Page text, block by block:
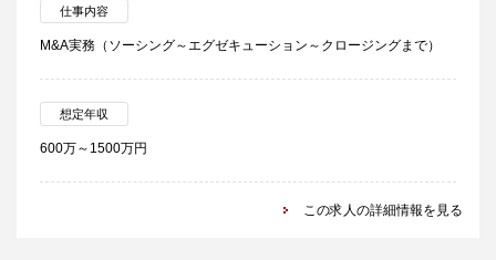
仕事内容
M&A実務（ソーシング～エグゼキューション～クロージングまで）
想定年収
600万～1500万円
この求人の詳細情報を見る